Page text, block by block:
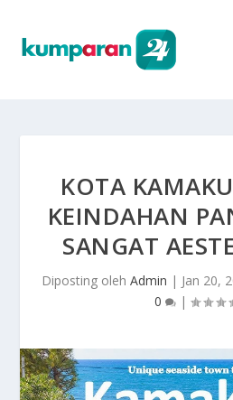
KOTA
KEINDAHAN
SANGAT
Diposting oleh Admin | Jan 20,
0
|